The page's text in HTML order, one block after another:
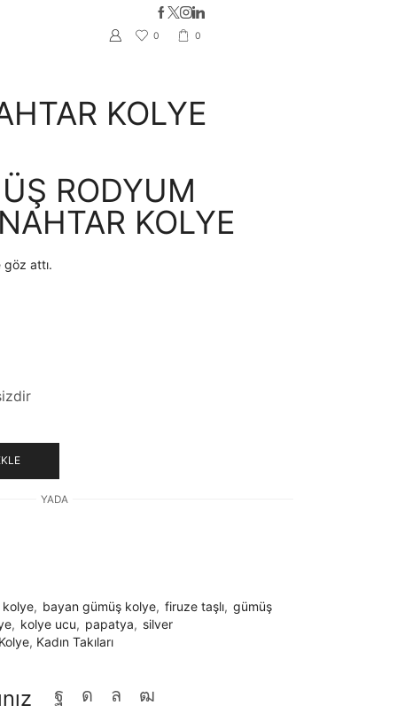
0 0
KOLYE
RODYUM
KOLYE
attı.
YADA
kolye, bayan gümüş kolye, firuze taşlı, gümüş
, kolye ucu, papatya, silver
, Kadın Takıları